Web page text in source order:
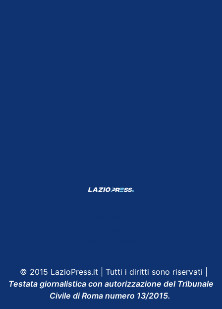
© 2015 LazioPress.it | Tutti i diritti sono riservati |
Testata giornalistica con autorizzazione del Tribunale
Civile di Roma numero 13/2015.